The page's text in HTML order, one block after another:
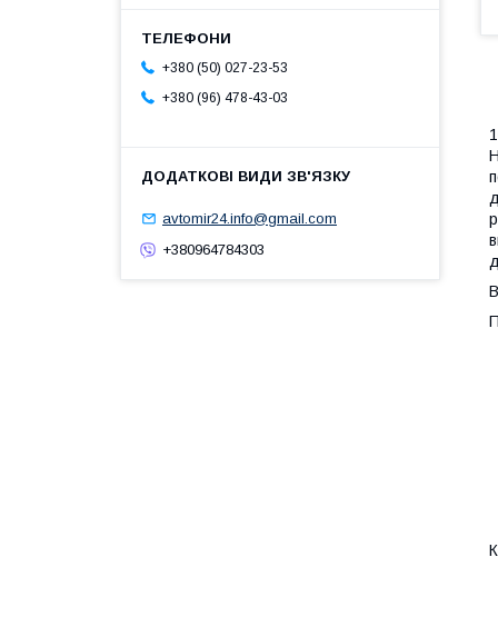
+380 (50) 027-23-53
+380 (96) 478-43-03
avtomir24.info@gmail.com
+380964784303